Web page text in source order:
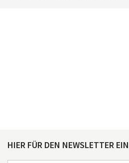
HIER FÜR DEN NEWSLETTER